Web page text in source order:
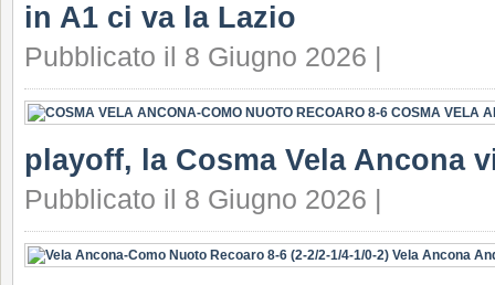
in A1 ci va la Lazio
Pubblicato il 8 Giugno 2026 |
playoff, la Cosma Vela Ancona
Pubblicato il 8 Giugno 2026 |